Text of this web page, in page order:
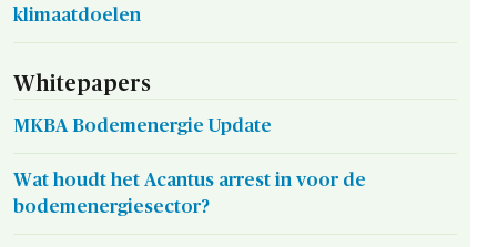
klimaatdoelen
Whitepapers
MKBA Bodemenergie Update
Wat houdt het Acantus arrest in voor de
bodemenergiesector?